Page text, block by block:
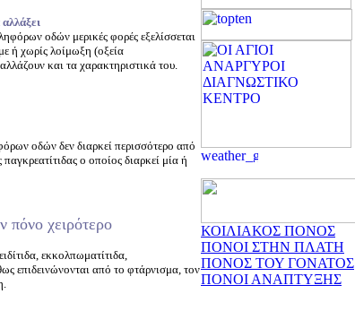
οδών μερικές φορές εξελίσσεται
ή χωρίς λοίμωξη (οξεία
και τα χαρακτηριστικά του.
οδών δεν διαρκεί περισσότερο από
ο οποίος διαρκεί μία ή
πόνο χειρότερο
εκκολπωματίτιδα,
επιδεινώνονται από το φτάρνισμα, τον
ΚΟΙΛΙΑΚΟΣ ΠΟΝΟΣ
ΠΟΝΟΙ ΣΤΗΝ ΠΛΑΤΗ
ΠΟΝΟΣ ΤΟΥ ΓΟΝΑΤΟΣ
ΠΟΝΟΙ ΑΝΑΠΤΥΞΗΣ